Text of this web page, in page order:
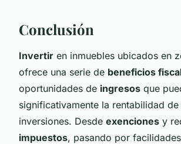
Conclusión
Invertir en inmuebles ubicados en
ofrece una serie de beneficios
oportunidades de ingresos que
significativamente la rentabilidad de
inversiones. Desde exenciones y
impuestos, pasando por